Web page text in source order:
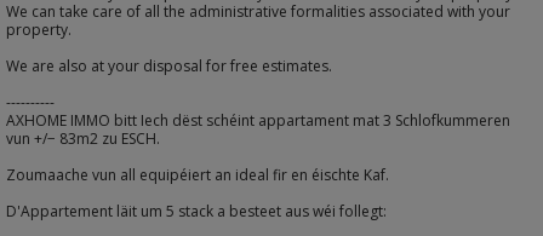
We can take care of all the administrative formalities associated with your
property.
We are also at your disposal for free estimates.
----------
AXHOME IMMO bitt Iech dëst schéint appartament mat 3 Schlofkummeren
vun +/− 83m2 zu ESCH.
Zoumaache vun all equipéiert an ideal fir en éischte Kaf.
D'Appartement läit um 5 stack a besteet aus wéi follegt: